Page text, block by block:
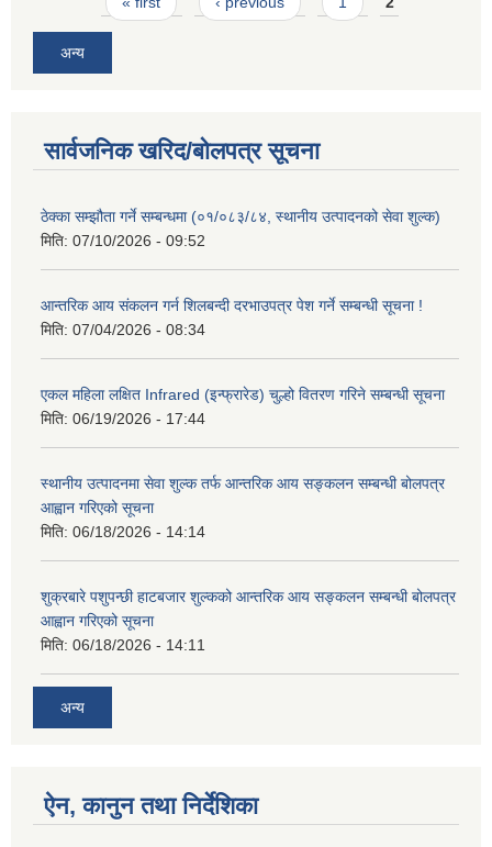
अन्य
सार्वजनिक खरिद/बोलपत्र सूचना
ठेक्का सम्झौता गर्ने सम्बन्धमा (०१/०८३/८४, स्थानीय उत्पादनको सेवा शुल्क)
मिति: 07/10/2026 - 09:52
आन्तरिक आय संकलन गर्न शिलबन्दी दरभाउपत्र पेश गर्ने सम्बन्धी सूचना !
मिति: 07/04/2026 - 08:34
एकल महिला लक्षित Infrared (इन्फ्रारेड) चुल्हो वितरण गरिने सम्बन्धी सूचना
मिति: 06/19/2026 - 17:44
स्थानीय उत्पादनमा सेवा शुल्क तर्फ आन्तरिक आय सङ्कलन सम्बन्धी बोलपत्र
आह्वान गरिएको सूचना
मिति: 06/18/2026 - 14:14
शुक्रबारे पशुपन्छी हाटबजार शुल्कको आन्तरिक आय सङ्कलन सम्बन्धी बोलपत्र
आह्वान गरिएको सूचना
मिति: 06/18/2026 - 14:11
अन्य
ऐन, कानुन तथा निर्देशिका